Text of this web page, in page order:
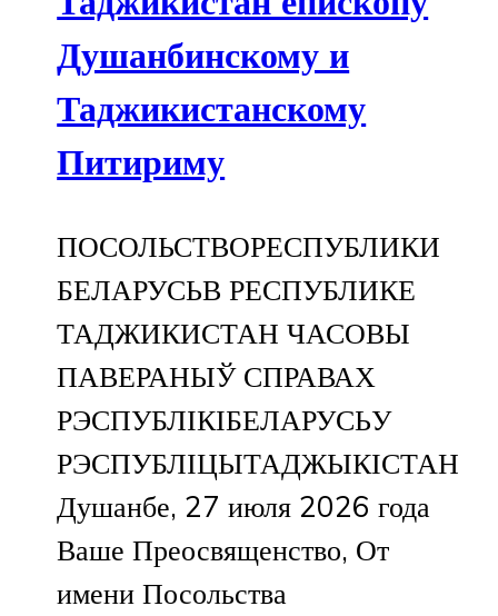
Душанбинскому и
Таджикистанскому
Питириму
ПОСОЛЬСТВОРЕСПУБЛИКИ
БЕЛАРУСЬВ РЕСПУБЛИКЕ
ТАДЖИКИСТАН ЧАСОВЫ
ПАВЕРАНЫЎ СПРАВАХ
РЭСПУБЛІКІБЕЛАРУСЬУ
РЭСПУБЛІЦЫТАДЖЫКІСТАН
Душанбе, 27 июля 2026 года
Ваше Преосвященство, От
имени Посольства